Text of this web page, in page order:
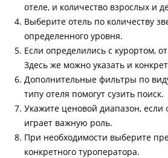
отеле, и количество взрослых и
Выберите отель по количеству
определенного уровня.
Если определились с курортом,
Здесь же можно указать и
Дополнительные фильтры по
типу отеля помогут сузить поиск.
Укажите ценовой диапазон,
играет важную роль.
При необходимости выберите
конкретного туроператора.